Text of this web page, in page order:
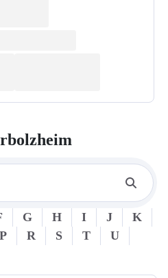
G H I J
K
P R S T
U